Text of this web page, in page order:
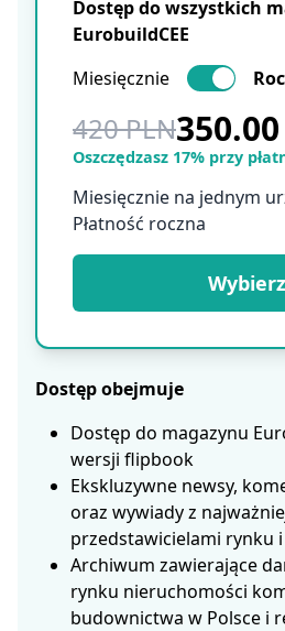
Dostęp do wszystkich
EurobuildCEE
Miesięcznie
420 PLN
Oszczędzasz 17% przy
Miesięcznie na jednym
Płatność roczna
Wybierz
Dostęp obejmuje
Dostęp do magazynu
wersji flipbook
Ekskluzywne newsy,
oraz wywiady z
przedstawicielami rynku
Archiwum zawierające
rynku nieruchomości
budownictwa w Polsce i